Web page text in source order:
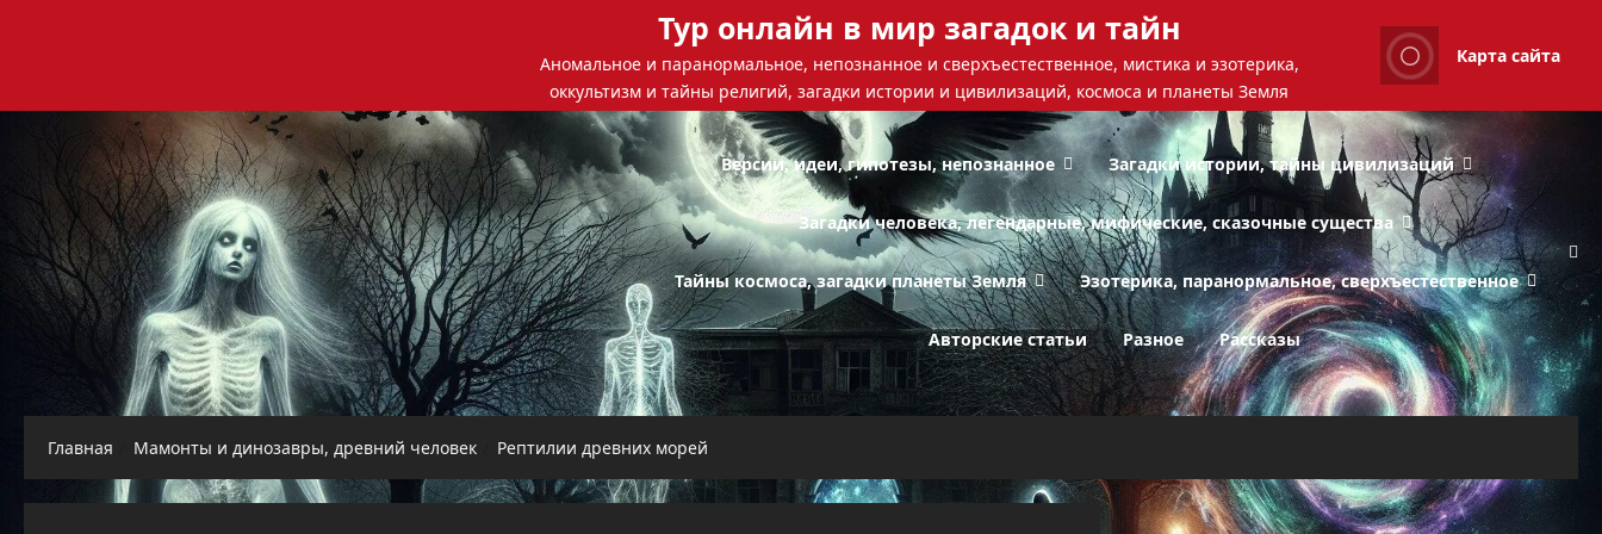
Тур онлайн в мир загадок и тайн
Аномальное и паранормальное, непознанное и сверхъестественное, мистика и эзотерика,
оккультизм и тайны религий, загадки истории и цивилизаций, космоса и планеты Земля
Карта сайта
Версии, идеи, гипотезы, непознанное Загадки истории, тайны цивилизаций
Загадки человека, легендарные, мифические, сказочные существа
Тайны космоса, загадки планеты Земля Эзотерика, паранормальное, сверхъестественное
Авторские статьи Разное Рассказы
Главная Мамонты и динозавры, древний человек Рептилии древних морей